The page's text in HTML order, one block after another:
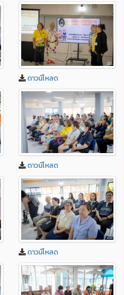
ดาวน์โหลด
ดาวน์โหลด
ดาวน์โหลด